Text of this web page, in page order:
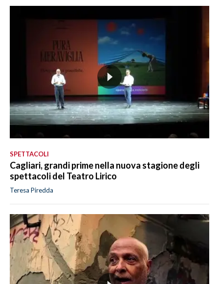
SPETTACOLI
Cagliari, grandi prime nella nuova stagione degli
spettacoli del Teatro Lirico
Teresa Piredda